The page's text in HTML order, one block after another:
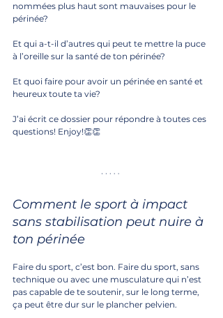
nommées plus haut sont mauvaises pour le
périnée?
Et qui a-t-il d’autres qui peut te mettre la puce
à l’oreille sur la santé de ton périnée?
Et quoi faire pour avoir un périnée en santé et
heureux toute ta vie?
J’ai écrit ce dossier pour répondre à toutes ces
questions! Enjoy!👏👏
Comment le sport à impact
sans stabilisation peut nuire à
ton périnée
Faire du sport, c’est bon. Faire du sport, sans
technique ou avec une musculature qui n’est
pas capable de te soutenir, sur le long terme,
ça peut être dur sur le plancher pelvien.